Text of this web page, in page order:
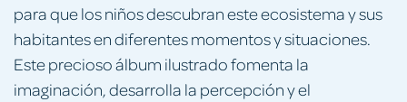
para que los niños descubran este ecosistema y sus
habitantes en diferentes momentos y situaciones.
Este precioso álbum ilustrado fomenta la
imaginación, desarrolla la percepción y el